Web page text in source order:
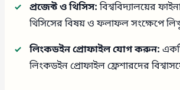
প্রজেক্ট ও থিসিস:বিশ্ববিদ্যালয়ের
থিসিসের বিষয় ও ফলাফল সংক্ষেপে
লিংকডইন প্রোফাইল যোগ করুন:
লিংকডইন প্রোফাইল ফ্রেশারদের